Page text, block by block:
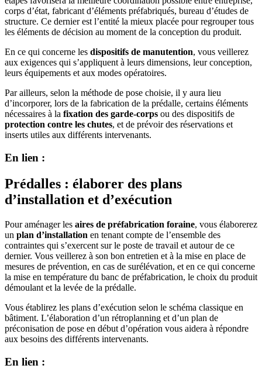
corps d’état, fabricant d’éléments préfabriqués, bureau d’études de
structure. Ce dernier est l’entité la mieux placée pour regrouper tous
les éléments de décision au moment de la conception du produit.
En ce qui concerne les dispositifs de manutention, vous veillerez
aux exigences qui s’appliquent à leurs dimensions, leur conception,
leurs équipements et aux modes opératoires.
Par ailleurs, selon la méthode de pose choisie, il y aura lieu
d’incorporer, lors de la fabrication de la prédalle, certains éléments
nécessaires à la fixation des garde-corps ou des dispositifs de
protection contre les chutes, et de prévoir des réservations et
inserts utiles aux différents intervenants.
En lien :
Prédalles : élaborer des plans
d’installation et d’exécution
Pour aménager les aires de préfabrication foraine, vous élaborerez
un plan d’installation en tenant compte de l’ensemble des
contraintes qui s’exercent sur le poste de travail et autour de ce
dernier. Vous veillerez à son bon entretien et à la mise en place de
mesures de prévention, en cas de surélévation, et en ce qui concerne
la mise en température du banc de préfabrication, le choix du produit
démoulant et la levée de la prédalle.
Vous établirez les plans d’exécution selon le schéma classique en
bâtiment. L’élaboration d’un rétroplanning et d’un plan de
préconisation de pose en début d’opération vous aidera à répondre
aux besoins des différents intervenants.
En lien :